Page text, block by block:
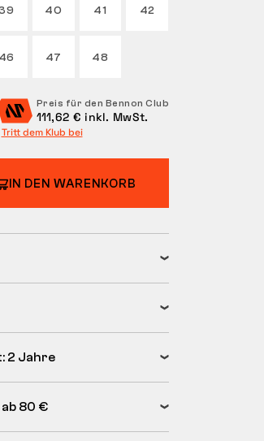
40 41 42
46 47 48
Preis für den Bennon Club
111,62 € inkl. MwSt.
Tritt dem Klub bei
IN DEN WARENKORB
2 Jahre
80 €